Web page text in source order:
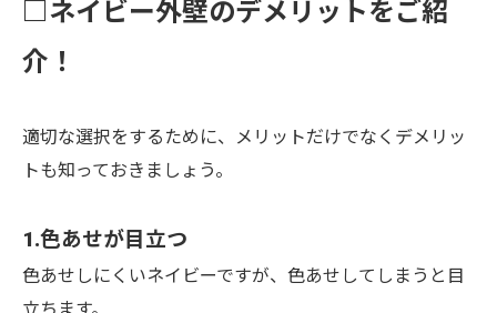
□ネイビー外壁のデメリットをご紹
介！
適切な選択をするために、メリットだけでなくデメリッ
トも知っておきましょう。
1.色あせが目立つ
色あせしにくいネイビーですが、色あせしてしまうと目